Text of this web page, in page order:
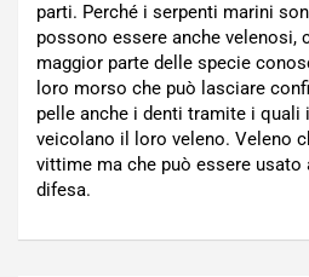
parti. Perché i serpenti marini
possono essere anche velenosi,
maggior parte delle specie
loro morso che può lasciare
pelle anche i denti tramite i quali
veicolano il loro veleno. Veleno
vittime ma che può essere usato
difesa.